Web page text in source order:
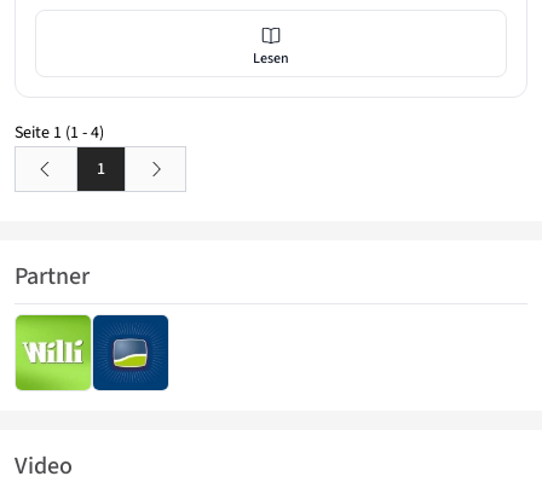
Lesen
Seite 1 (1 - 4)
1
Partner
Video